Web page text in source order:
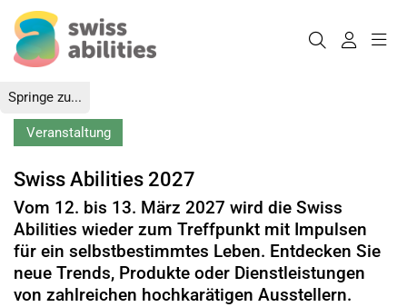
Springe zu...
Veranstaltung
Swiss Abilities 2027
Vom 12. bis 13. März 2027 wird die Swiss
Abilities wieder zum Treffpunkt mit Impulsen
für ein selbstbestimmtes Leben. Entdecken Sie
neue Trends, Produkte oder Dienstleistungen
von zahlreichen hochkarätigen Ausstellern.